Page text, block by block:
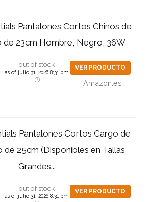
Pantalones Cortos Chinos de
de 23cm Hombre, Negro, 36W
out of stock
as of julio 31, 2026 8:31 pm
VER PRODUCTO
Amazon.es
Pantalones Cortos Cargo de
de 25cm (Disponibles en Tallas
Grandes...
out of stock
as of julio 31, 2026 8:31 pm
VER PRODUCTO